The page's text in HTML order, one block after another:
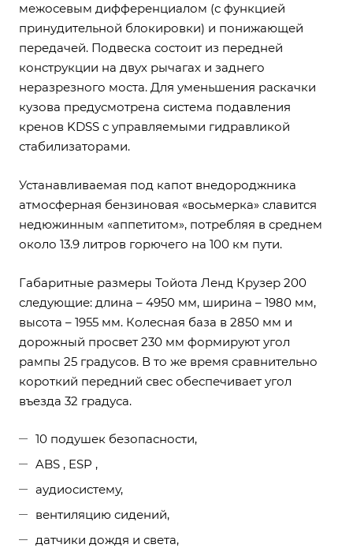
межосевым дифференциалом (с функцией
принудительной блокировки) и понижающей
передачей. Подвеска состоит из передней
конструкции на двух рычагах и заднего
неразрезного моста. Для уменьшения раскачки
кузова предусмотрена система подавления
кренов KDSS с управляемыми гидравликой
стабилизаторами.
Устанавливаемая под капот внедороджника
атмосферная бензиновая «восьмерка» славится
недюжинным «аппетитом», потребляя в среднем
около 13.9 литров горючего на 100 км пути.
Габаритные размеры Тойота Ленд Крузер 200
следующие: длина – 4950 мм, ширина – 1980 мм,
высота – 1955 мм. Колесная база в 2850 мм и
дорожный просвет 230 мм формируют угол
рампы 25 градусов. В то же время сравнительно
короткий передний свес обеспечивает угол
въезда 32 градуса.
10 подушек безопасности,
ABS , ESP ,
аудиосистему,
вентиляцию сидений,
датчики дождя и света,